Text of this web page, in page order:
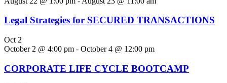
Legal Strategies for SECURED TRANSACTIONS
Oct 2
October 2 @ 4:00 pm - October 4 @ 12:00 pm
CORPORATE LIFE CYCLE BOOTCAMP